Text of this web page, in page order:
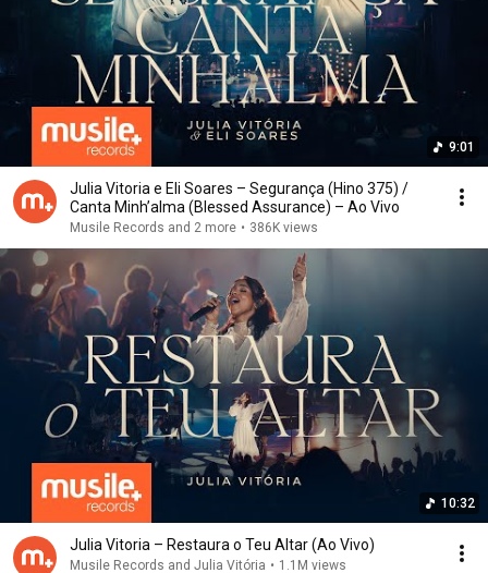
9:01
Julia Vitoria e Eli Soares – Segurança (Hino 375) /
Canta Minh’alma (Blessed Assurance) – Ao Vivo
Musile Records and 2 more • 386K views
10:32
Julia Vitoria – Restaura o Teu Altar (Ao Vivo)
Musile Records and Julia Vitória • 1.1M views